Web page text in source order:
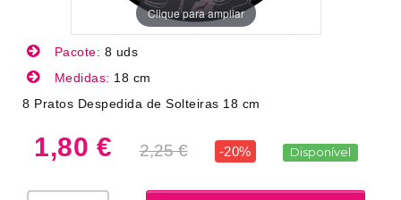
Clique para ampliar
Pacote: 8 uds
Medidas: 18 cm
8 Pratos Despedida de Solteiras 18 cm
1,80 € 2,25 € -20% Disponível